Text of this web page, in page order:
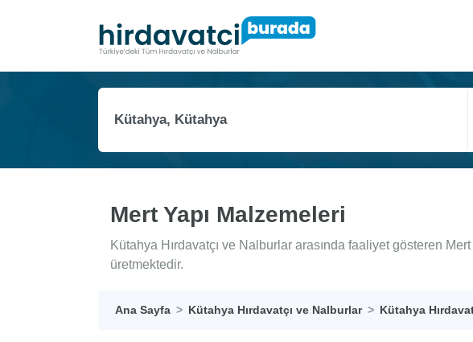
Mert Yapı Malzemeleri
Kütahya Hırdavatçı ve Nalburlar arasında faaliyet gösteren
üretmektedir.
Ana Sayfa Kütahya Hırdavatçı ve Nalburlar Kütahya